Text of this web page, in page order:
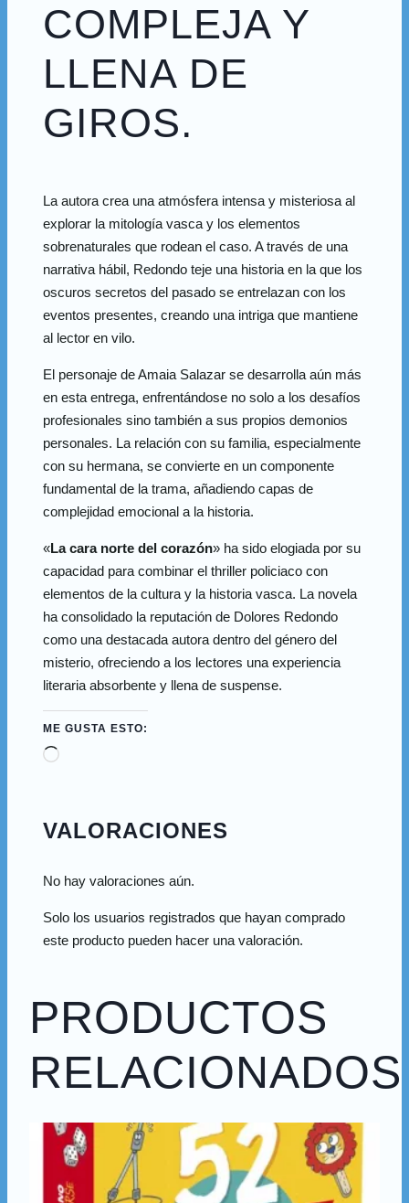
COMPLEJA Y
LLENA DE
GIROS.
La autora crea una atmósfera intensa y misteriosa al
explorar la mitología vasca y los elementos
sobrenaturales que rodean el caso. A través de una
narrativa hábil, Redondo teje una historia en la que los
oscuros secretos del pasado se entrelazan con los
eventos presentes, creando una intriga que mantiene
al lector en vilo.
El personaje de Amaia Salazar se desarrolla aún más
en esta entrega, enfrentándose no solo a los desafíos
profesionales sino también a sus propios demonios
personales. La relación con su familia, especialmente
con su hermana, se convierte en un componente
fundamental de la trama, añadiendo capas de
complejidad emocional a la historia.
«La cara norte del corazón» ha sido elogiada por su
capacidad para combinar el thriller policiaco con
elementos de la cultura y la historia vasca. La novela
ha consolidado la reputación de Dolores Redondo
como una destacada autora dentro del género del
misterio, ofreciendo a los lectores una experiencia
literaria absorbente y llena de suspense.
ME GUSTA ESTO:
VALORACIONES
No hay valoraciones aún.
Solo los usuarios registrados que hayan comprado
este producto pueden hacer una valoración.
PRODUCTOS
RELACIONADOS